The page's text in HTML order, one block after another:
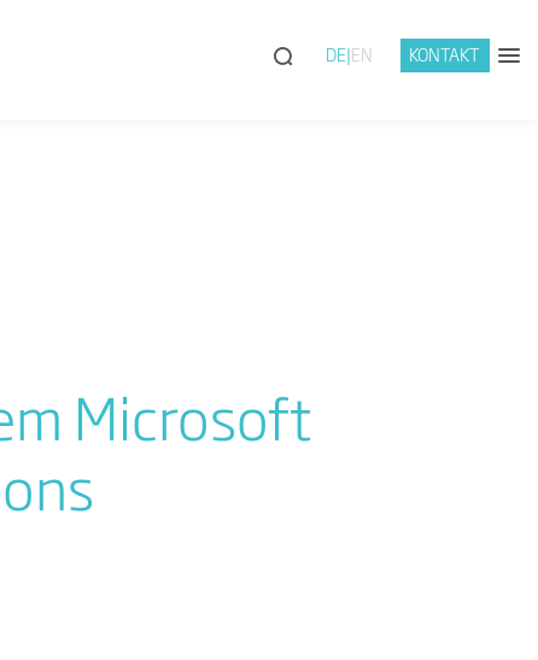
DE EN KONTAKT
Microsoft